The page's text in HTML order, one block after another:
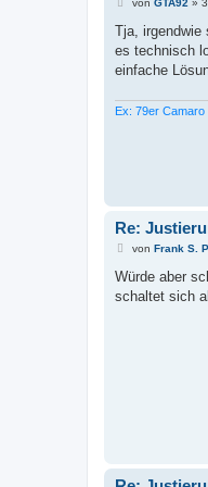
i
r
a
von GTA92»
Tja, irgendwie
es technisch
einfache
Ex: 79er Camaro
Re:
B
i
r
von Frank S.
Würde aber
schaltet sich